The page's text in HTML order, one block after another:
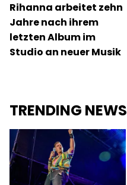
Rihanna arbeitet zehn
Jahre nach ihrem
letzten Album im
Studio an neuer Musik
TRENDING NEWS